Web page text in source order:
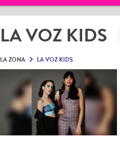
LA VOZ KIDS
LA ZONA LA VOZ KIDS